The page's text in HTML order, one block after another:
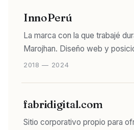
InnoPerú
La marca con la que trabajé
Marojhan. Diseño web y
2018 — 2024
fabridigital.com
Sitio corporativo propio para